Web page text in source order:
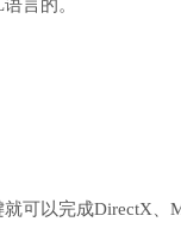
言的。
可以完成DirectX、